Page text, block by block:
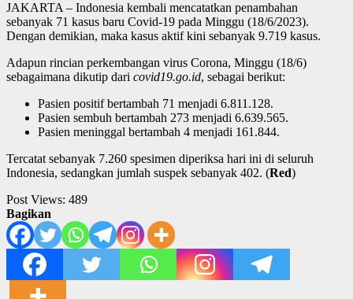
JAKARTA – Indonesia kembali mencatatkan penambahan
sebanyak 71 kasus baru Covid-19 pada Minggu (18/6/2023).
Dengan demikian, maka kasus aktif kini sebanyak 9.719 kasus.
Adapun rincian perkembangan virus Corona, Minggu (18/6)
sebagaimana dikutip dari covid19.go.id, sebagai berikut:
Pasien positif bertambah 71 menjadi 6.811.128.
Pasien sembuh bertambah 273 menjadi 6.639.565.
Pasien meninggal bertambah 4 menjadi 161.844.
Tercatat sebanyak 7.260 spesimen diperiksa hari ini di seluruh
Indonesia, sedangkan jumlah suspek sebanyak 402. (Red)
Post Views: 489
Bagikan